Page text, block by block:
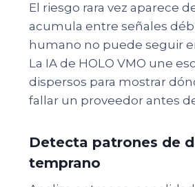
El riesgo rara vez aparece
acumula entre señales
humano no puede seguir
La IA de HOLO VMO une
dispersos para mostrar
fallar un proveedor antes
Detecta patrones de
temprano